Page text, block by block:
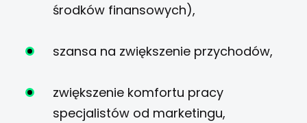
środków finansowych),
szansa na zwiększenie przychodów,
zwiększenie komfortu pracy
specjalistów od marketingu,